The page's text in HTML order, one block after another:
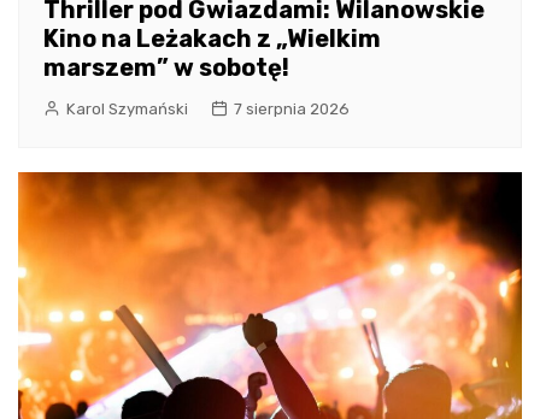
Thriller pod Gwiazdami: Wilanowskie
Kino na Leżakach z „Wielkim
marszem” w sobotę!
Karol Szymański 7 sierpnia 2026